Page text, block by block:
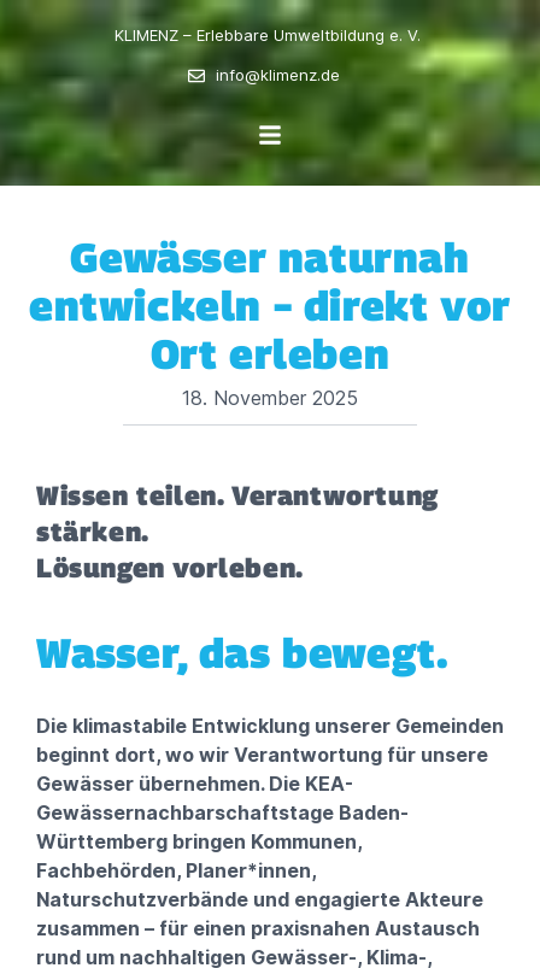
KLIMENZ – Erlebbare Umweltbildung e. V.
info@klimenz.de
Gewässer naturnah
entwickeln – direkt vor
Ort erleben
18. November 2025
Wissen teilen. Verantwortung
stärken.
Lösungen vorleben.
Wasser, das bewegt.
Die klimastabile Entwicklung unserer Gemeinden
beginnt dort, wo wir Verantwortung für unsere
Gewässer übernehmen. Die KEA-
Gewässernachbarschaftstage Baden-
Württemberg bringen Kommunen,
Fachbehörden, Planer*innen,
Naturschutzverbände und engagierte Akteure
zusammen – für einen praxisnahen Austausch
rund um nachhaltigen Gewässer-, Klima-,